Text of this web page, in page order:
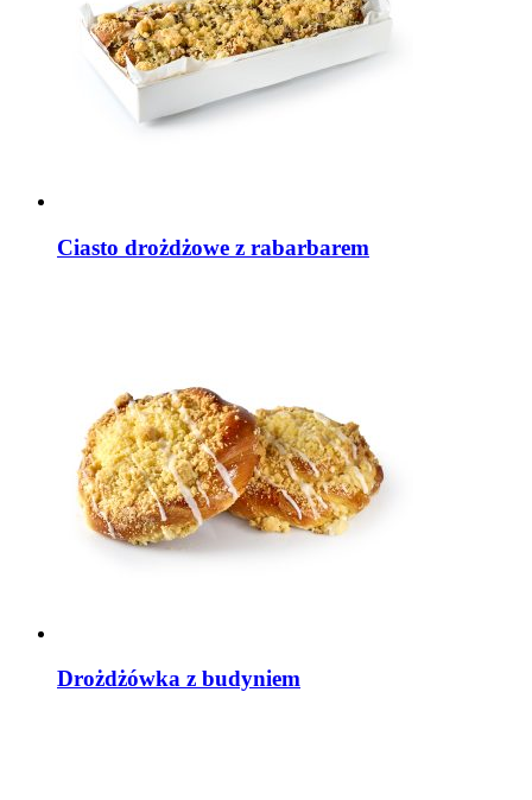
Ciasto drożdżowe z rabarbarem
Drożdżówka z budyniem